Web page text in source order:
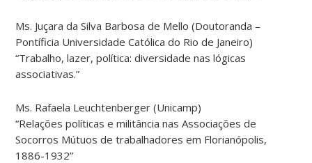
Ms. Juçara da Silva Barbosa de Mello (Doutoranda –
Pontíficia Universidade Católica do Rio de Janeiro)
“Trabalho, lazer, política: diversidade nas lógicas
associativas.”
Ms. Rafaela Leuchtenberger (Unicamp)
“Relações políticas e militância nas Associações de
Socorros Mútuos de trabalhadores em Florianópolis,
1886-1932”